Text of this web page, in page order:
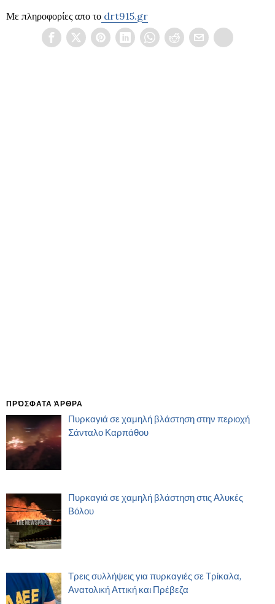
Με πληροφορίες απο το drt915.gr
ΠΡΌΣΦΑΤΑ ΆΡΘΡΑ
Πυρκαγιά σε χαμηλή βλάστηση στην περιοχή
Σάνταλο Καρπάθου
Πυρκαγιά σε χαμηλή βλάστηση στις Αλυκές
Βόλου
Τρεις συλλήψεις για πυρκαγιές σε Τρίκαλα,
Ανατολική Αττική και Πρέβεζα